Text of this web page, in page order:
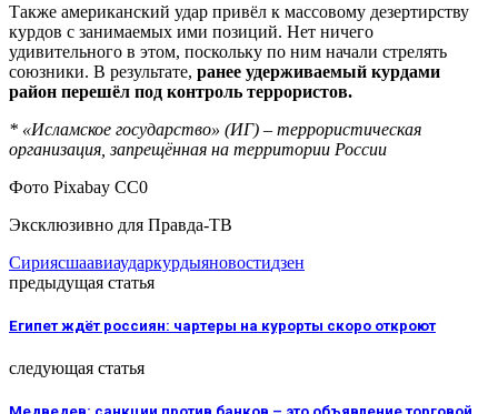
Также американский удар привёл к массовому дезертирству
курдов с занимаемых ими позиций. Нет ничего
удивительного в этом, поскольку по ним начали стрелять
союзники. В результате, ранее удерживаемый курдами
район перешёл под контроль террористов.
* «Исламское государство» (ИГ) – террористическая
организация, запрещённая на территории России
Фото Pixabay CC0
Эксклюзивно для Правда-ТВ
Сириясшаавиаударкурдыяновостидзен
предыдущая статья
Египет ждёт россиян: чартеры на курорты скоро откроют
следующая статья